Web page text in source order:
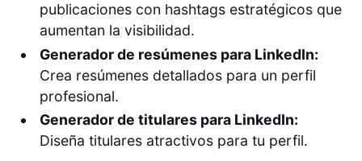
publicaciones con hashtags estratégicos que
aumentan la visibilidad.
Generador de resúmenes para LinkedIn:
Crea resúmenes detallados para un perfil
profesional.
Generador de titulares para LinkedIn:
Diseña titulares atractivos para tu perfil.